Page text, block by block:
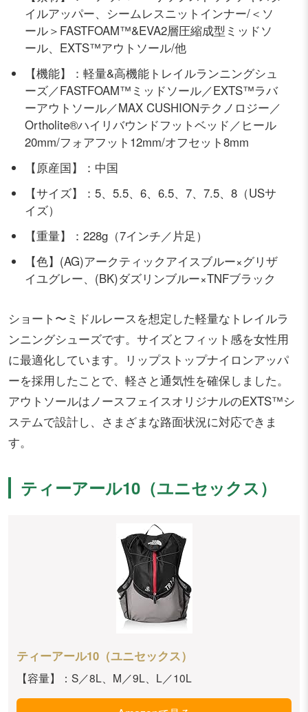
イルアッパー、シームレスニットインナー/＜ソ
ール＞FASTFOAM™&EVA2層圧縮成型ミッドソ
ール、EXTS™アウトソール/他
【機能】：軽量&高機能トレイルランニングシュ
ーズ／FASTFOAM™ミッドソール／EXTS™ラバ
ーアウトソール／MAX CUSHIONテクノロジー／
Ortholite®ハイリバウンドフットベッド／ヒール
20mm/フォアフット12mm/オフセット8mm
【原産国】：中国
【サイズ】：5、5.5、6、6.5、7、7.5、8（USサ
イズ）
【重量】：228g（7インチ／片足）
【色】(AG)アークティックアイスブルー×グリザ
イユグレー、(BK)ダズリンブルー×TNFブラック
ショート〜ミドルレースを想定した軽量なトレイルラ
ンニングシューズです。サイズとフィット感を女性用
に最適化しています。リップストップナイロンアッパ
ーを採用したことで、軽さと通気性を確保しました。
アウトソールはノースフェイスオリジナルのEXTS™シ
ステムで設計し、さまざまな路面状況に対応できま
す。
ティーアール10（ユニセックス）
ティーアール10（ユニセックス）
【容量】：S／8L、M／9L、L／10L